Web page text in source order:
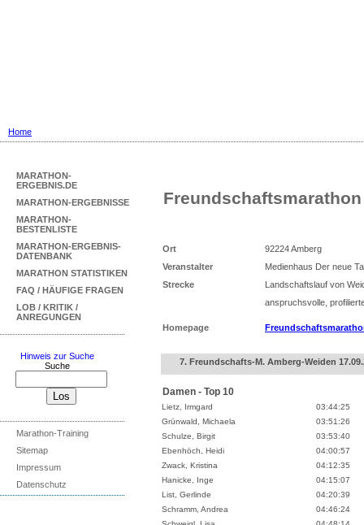
Home
MARATHON-
ERGEBNIS.DE
MARATHON-ERGEBNISSE
MARATHON-
BESTENLISTE
MARATHON-ERGEBNIS-
DATENBANK
MARATHON STATISTIKEN
FAQ / HÄUFIGE FRAGEN
LOB / KRITIK /
ANREGUNGEN
Hinweis zur Suche
Suche
Marathon-Training
Sitemap
Impressum
Datenschutz
Ort
92224 Amberg
Veranstalter
Medienhaus Der neue
Strecke
Landschaftslauf von
anspruchsvolle,
Homepage
7. Freundschafts-M. Amberg-Weiden
Damen - Top 10
Lietz, Irmgard
03:44:25
Grünwald, Michaela
03:51:26
Schulze, Birgit
03:53:40
Ebenhöch, Heidi
04:00:57
Zwack, Kristina
04:12:35
Hanicke, Inge
04:15:07
List, Gerlinde
04:20:39
Schramm, Andrea
04:46:24